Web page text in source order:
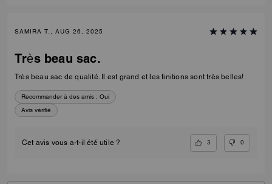
SAMIRA T., AUG 26, 2025
Très beau sac.
Très beau sac de qualité. Il est grand et les finitions sont très belles!
Recommander à des amis : Oui
Avis vérifié
Cet avis vous a-t-il été utile ? 3 0